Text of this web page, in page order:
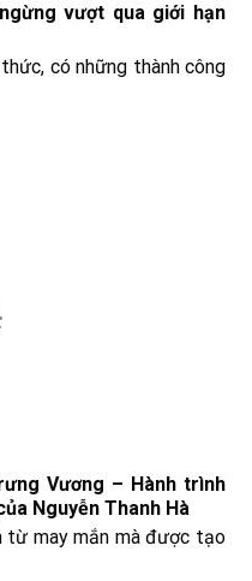
vượt qua giới hạn
có những thành công
Vương – Hành trình
Nguyễn Thanh Hà
từ may mắn mà được tạo